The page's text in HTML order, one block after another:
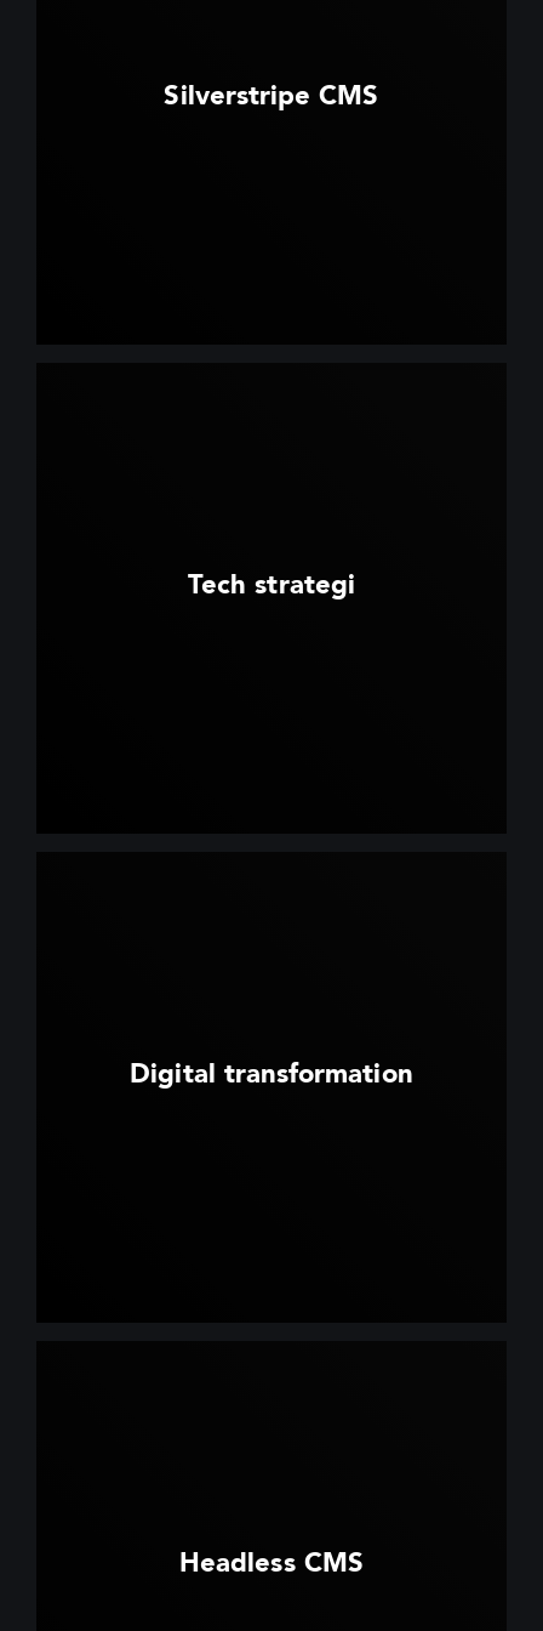
Silverstripe CMS
Tech strategi
Digital transformation
Headless CMS